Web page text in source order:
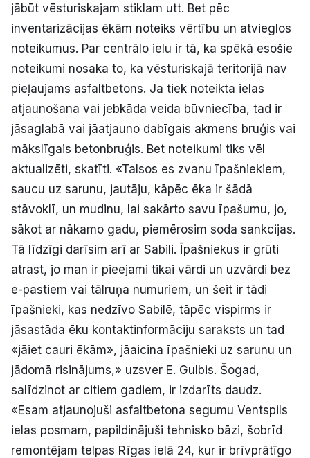
jābūt vēsturiskajam stiklam utt. Bet pēc
inventarizācijas ēkām noteiks vērtību un atvieglos
noteikumus. Par centrālo ielu ir tā, ka spēkā esošie
noteikumi nosaka to, ka vēsturiskajā teritorijā nav
pieļaujams asfaltbetons. Ja tiek noteikta ielas
atjaunošana vai jebkāda veida būvniecība, tad ir
jāsaglabā vai jāatjauno dabīgais akmens bruģis vai
mākslīgais betonbruģis. Bet noteikumi tiks vēl
aktualizēti, skatīti. «Talsos es zvanu īpašniekiem,
saucu uz sarunu, jautāju, kāpēc ēka ir šādā
stāvoklī, un mudinu, lai sakārto savu īpašumu, jo,
sākot ar nākamo gadu, piemērosim soda sankcijas.
Tā līdzīgi darīsim arī ar Sabili. Īpašniekus ir grūti
atrast, jo man ir pieejami tikai vārdi un uzvārdi bez
e-pastiem vai tālruņa numuriem, un šeit ir tādi
īpašnieki, kas nedzīvo Sabilē, tāpēc vispirms ir
jāsastāda ēku kontaktinformāciju saraksts un tad
«jāiet cauri ēkām», jāaicina īpašnieki uz sarunu un
jādomā risinājums,» uzsver E. Gulbis. Šogad,
salīdzinot ar citiem gadiem, ir izdarīts daudz.
«Esam atjaunojuši asfaltbetona segumu Ventspils
ielas posmam, papildinājuši tehnisko bāzi, šobrīd
remontējam telpas Rīgas ielā 24, kur ir brīvprātīgo